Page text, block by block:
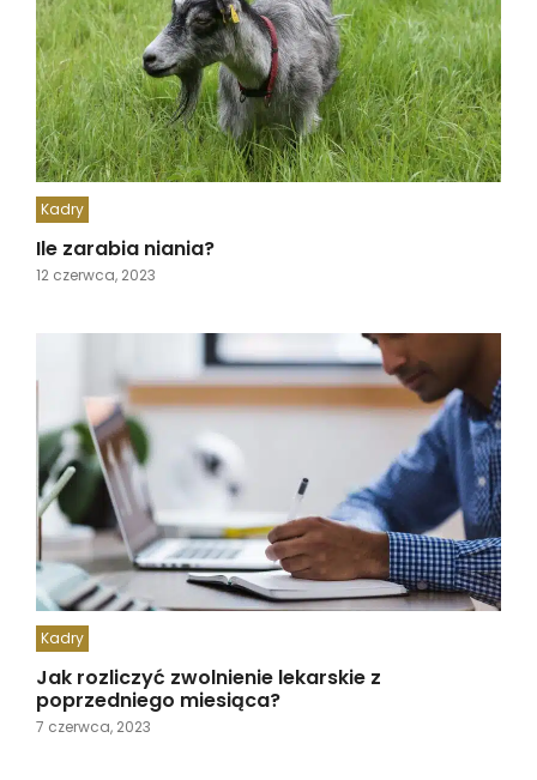
Kadry
Ile zarabia niania?
12 czerwca, 2023
Kadry
Jak rozliczyć zwolnienie lekarskie z
poprzedniego miesiąca?
7 czerwca, 2023